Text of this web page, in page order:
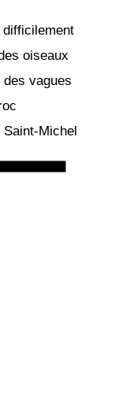
oiseaux
vagues
Michel